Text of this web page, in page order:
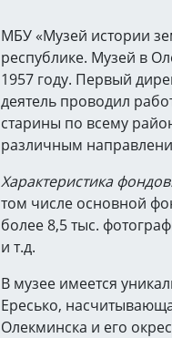
МБУ «Музей истории
республике. Музей в
1957 году. Первый
деятель проводил
старины по всему
различным
Характеристика
том числе основной
более 8,5 тыс.
и т.д.
В музее имеется
Ересько,
Олекминска и его